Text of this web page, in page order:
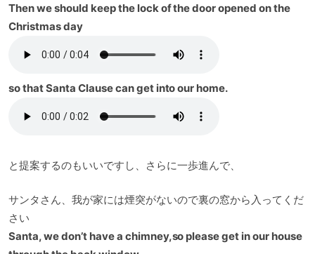
Then we should keep the lock of the door opened on the
Christmas day
so that Santa Clause can get into our home.
と提案するのもいいですし、さらに一歩進んで、
サンタさん、我が家には煙突がないので裏の窓から入ってくだ
さい
Santa, we don’t have a chimney,so please get in our house